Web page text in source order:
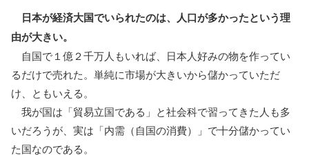
日本が経済大国でいられたのは、人口が多かったという理
由が大きい。
自国で１億２千万人もいれば、日本人好みの物を作ってい
るだけで売れた。単純に市場が大きいから儲かっていただ
け、ともいえる。
我が国は「貿易立国である」と社会科で習ってきた人も多
いだろうが、実は「内需（自国の消費）」で十分儲かってい
た国なのである。